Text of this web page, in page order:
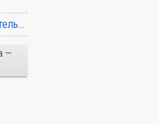
Организация питания в образовательной организации
—